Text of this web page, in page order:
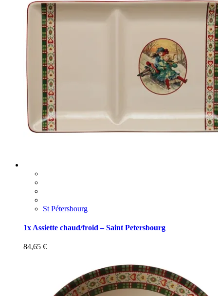
St Pétersbourg
1x Assiette chaud/froid – Saint Petersbourg
84,65 €